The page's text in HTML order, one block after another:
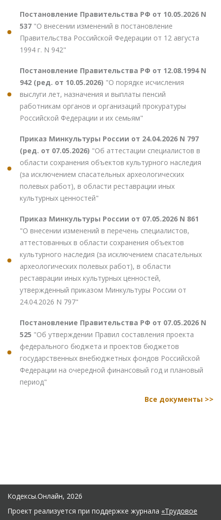
Постановление Правительства РФ от 10.05.2026 N
537 "О внесении изменений в постановление
Правительства Российской Федерации от 12 августа
1994 г. N 942"
Постановление Правительства РФ от 12.08.1994 N
942 (ред. от 10.05.2026) "О порядке исчисления
выслуги лет, назначения и выплаты пенсий
работникам органов и организаций прокуратуры
Российской Федерации и их семьям"
Приказ Минкультуры России от 24.04.2026 N 797
(ред. от 07.05.2026) "Об аттестации специалистов в
области сохранения объектов культурного наследия
(за исключением спасательных археологических
полевых работ), в области реставрации иных
культурных ценностей"
Приказ Минкультуры России от 07.05.2026 N 861
"О внесении изменений в перечень специалистов,
аттестованных в области сохранения объектов
культурного наследия (за исключением спасательных
археологических полевых работ), в области
реставрации иных культурных ценностей,
утвержденный приказом Минкультуры России от
24.04.2026 N 797"
Постановление Правительства РФ от 07.05.2026 N
525 "Об утверждении Правил составления проекта
федерального бюджета и проектов бюджетов
государственных внебюджетных фондов Российской
Федерации на очередной финансовый год и плановый
период"
Все документы >>
Кодексы.Онлайн, 2026
Проект реализуется при поддержке журнала «Трудовое